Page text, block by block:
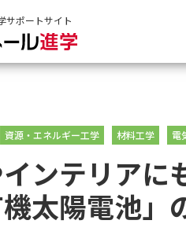
サポートサイト
資源・エネルギー工学 材料工学 電
ンテリアに
太陽電池」